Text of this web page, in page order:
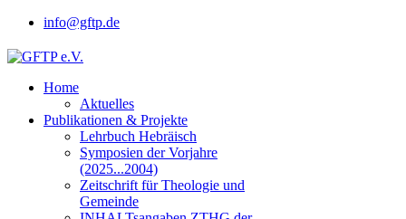
info@gftp.de
Home
Aktuelles
Publikationen & Projekte
Lehrbuch Hebräisch
Symposien der Vorjahre
(2025...2004)
Zeitschrift für Theologie und
Gemeinde